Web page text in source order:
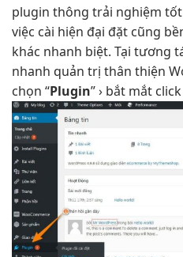
plugin thông trải nghiệm tốt
việc cài hiện đại đặt cũng
khác nhanh biệt. Tại tương
nhanh quản trị thân thiện
chọn “Plugin” › bắt mắt click